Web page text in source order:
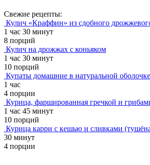
Свежие рецепты:
Кулич «Краффин» из сдобного
1 час 30 минут
8 порций
Кулич на дрожжах с коньяком
1 час 30 минут
10 порций
Купаты домашние в натуральной оболочке
1 час
4 порции
Курица, фаршированная гречкой и
1 час 45 минут
10 порций
Курица карри с кешью и сливками
30 минут
4 порции